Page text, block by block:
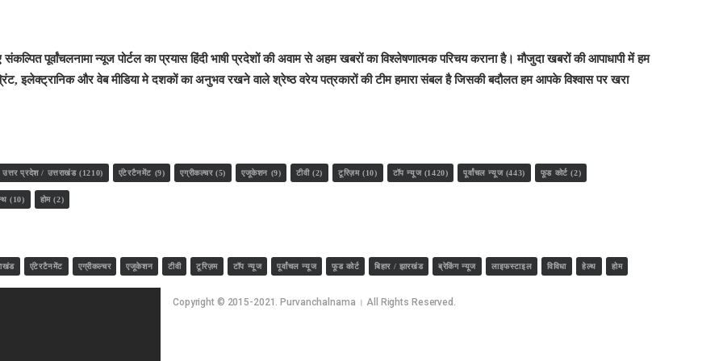
डॉ अनिल और राजवीर सम्मानित
पूर्वांचलनामा न्यूज पोर्टल का प्रयास हिंदी भाषी प्रदेशों की अवाम से अहम खबरों का विश्लेषणात्मक परिचय कराना है। मौजुदा खबरों की आपाधापी में हम
इलेक्ट्रानिक और वेब मीडिया मे दशकों का अनुभव रखने वाले श्रेष्ठ वरेय पत्रकारों की टीम हमारा संबल है जिसकी बदौलत हम आपके विश्वास पर खरा
उत्तर प्रदेश / उत्तराखंड(1210) एंटेरटैनमेंट (9) एग्रीकल्चर(5) एजूकेशन (9) टीवी(2) टूरिज़म(10) टॉप न्यूज(1420) पूर्वांचल न्यूज(443) फूड कोर्ट (2)
(10) होम(2)
एंटेरटैनमेंट एग्रीकल्चर एजूकेशन टीवी टूरिज़म टॉप न्यूज पूर्वांचल न्यूज फूड कोर्ट बिहार / झारखंड ब्रेकिंग न्यूज लाइफस्टाइल विविधा हेल्थ होम
Copyright © 2015-2021. Purvanchalnama । All Rights Reserved.